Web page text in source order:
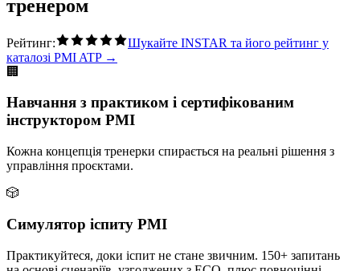
тренером
Рейтинг:
Шукайте INSTAR та його рейтинг у
каталозі PMI ATP →
🏢
Навчання з практиком і сертифікованим
інструктором PMI
Кожна концепція тренерки спирається на реальні рішення з
управління проєктами.
🎲
Cимулятор іспиту PMI
Практикуйтеся, доки іспит не стане звичним. 150+ запитань